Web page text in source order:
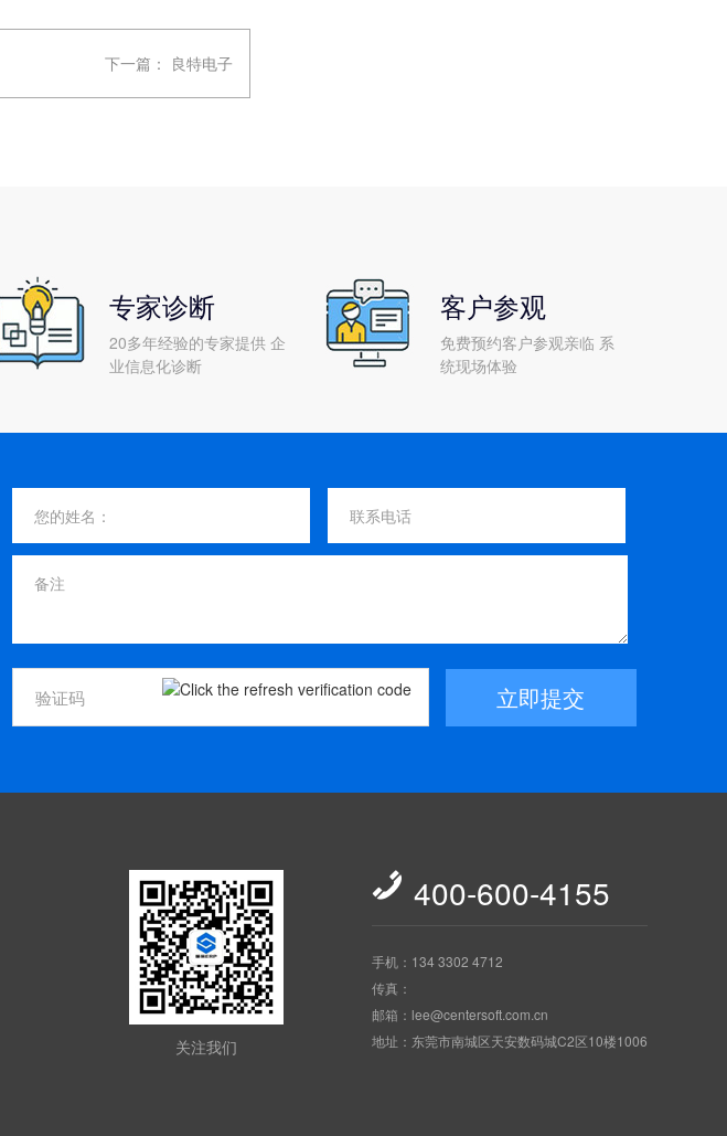
下一篇： 良特电子
专家诊断
20多年经验的专家提供 企
业信息化诊断
客户参观
免费预约客户参观亲临 系
统现场体验
立即提交
 400-600-4155
手机：134 3302 4712
传真：
邮箱：lee@centersoft.com.cn
地址：东莞市南城区天安数码城C2区10楼1006
关注我们